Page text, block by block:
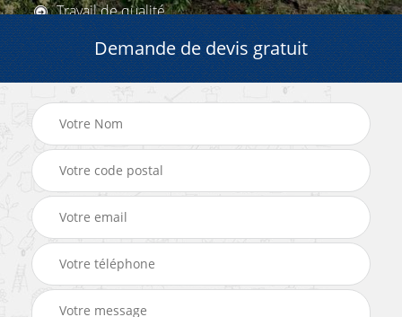
Travail de qualité
Demande de devis gratuit